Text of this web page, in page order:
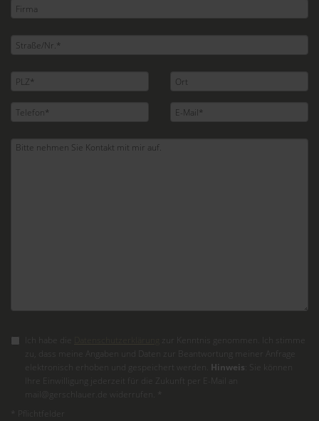
Ich habe die
zur Kenntnis genommen. Ich stimme
zu, dass meine Angaben und Daten zur Beantwortung meiner Anfrage
elektronisch erhoben und gespeichert werden. Hinweis : Sie können
Ihre Einwilligung jederzeit für die Zukunft per E-Mail an
mail@gerschlauer.de widerrufen. *
* Pflichtfelder